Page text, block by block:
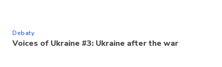
Debaty
Voices of Ukraine #3: Ukraine after the war